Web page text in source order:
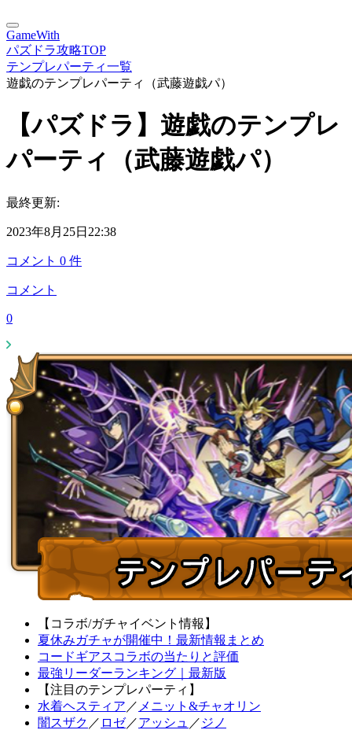
GameWith
パズドラ攻略TOP
テンプレパーティ一覧
遊戯のテンプレパーティ（武藤遊戯パ）
【パズドラ】遊戯のテンプレ
パーティ（武藤遊戯パ）
最終更新:
2023年8月25日22:38
コメント 0 件
コメント
0
【コラボ/ガチャイベント情報】
夏休みガチャが開催中！最新情報まとめ
コードギアスコラボの当たりと評価
最強リーダーランキング｜最新版
【注目のテンプレパーティ】
水着ヘスティア ／ メニット&チャオリン
闇スザク ／ ロゼ／アッシュ ／ ジノ